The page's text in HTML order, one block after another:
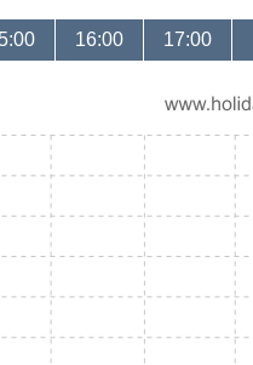
16:00 17:00